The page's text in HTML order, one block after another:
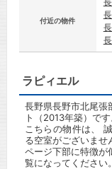
付近の物件
ラピィエル
長野県長野市北尾張
ト（2013年築）です
こちらの物件は、
る空室がございませ
ページ下部に特徴が
覧になってください。